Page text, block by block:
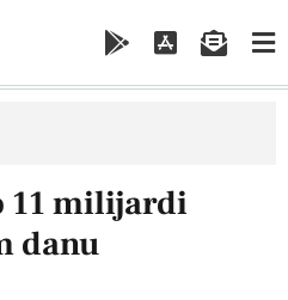
11 milijardi
danu